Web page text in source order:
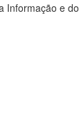
Informação e do